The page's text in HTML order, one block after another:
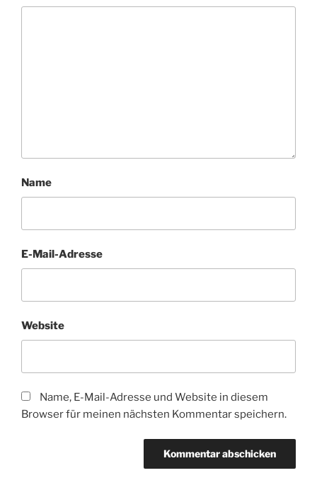
Name
E-Mail-Adresse
Website
Name, E-Mail-Adresse und Website in diesem
Browser für meinen nächsten Kommentar speichern.